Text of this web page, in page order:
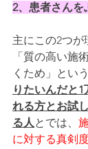
2、患者さんを
主にこの2つが
「質の高い施
くため」とい
りたいんだと
れる方とお試
る人とでは、
に対する真剣